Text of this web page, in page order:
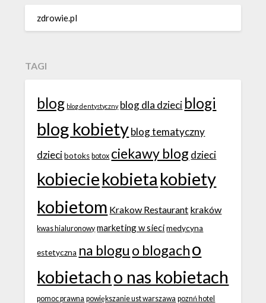
zdrowie.pl
TAGI
blog blog dentystyczny blog dla dzieci blogi
blog kobietyblog tematyczny
dzieci botoks botox ciekawy blog dzieci
kobieciekobieta kobiety
kobietom Krakow Restaurant kraków
kwas hialuronowy marketing w sieci medycyna
estetyczna na blogu o blogacho
kobietacho nas kobietach
pomoc prawna powiększanie ust warszawa poznń hotel